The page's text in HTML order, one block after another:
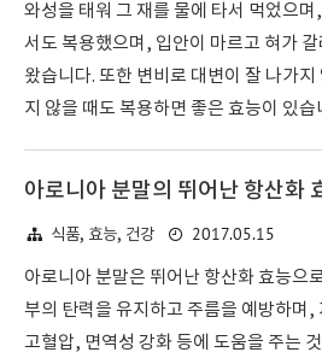
와성을 태워 그 재를 물에 타서 먹었으
서도 복용했으며, 입안이 마르고 혀가
왔습니다. 또한 변비로 대변이 잘 나가
지 않을 때도 복용하면 좋은 효능이 있습
아로니아 분말의 뛰어난 항산화
식품, 효능, 건강 2017.05.15
아로니아 분말은 뛰어난 항산화 효능으
부의 탄력을 유지하고 주름을 예방하며,
고혈압, 면역성 강화 등에 도움을 주는